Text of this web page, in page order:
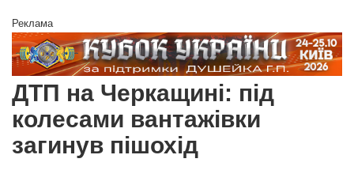
Реклама
ДТП на Черкащині: під
колесами вантажівки
загинув пішохід